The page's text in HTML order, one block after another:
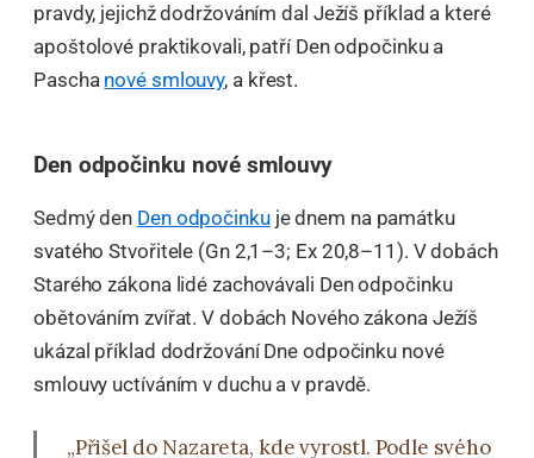
pravdy, jejichž dodržováním dal Ježíš příklad a které
apoštolové praktikovali, patří Den odpočinku a
Pascha nové smlouvy, a křest.
Den odpočinku nové smlouvy
Sedmý den Den odpočinkuje dnem na památku
svatého Stvořitele (Gn 2,1–3; Ex 20,8–11). V dobách
Starého zákona lidé zachovávali Den odpočinku
obětováním zvířat. V dobách Nového zákona Ježíš
ukázal příklad dodržování Dne odpočinku nové
smlouvy uctíváním v duchu a v pravdě.
„Přišel do Nazareta, kde vyrostl. Podle svého